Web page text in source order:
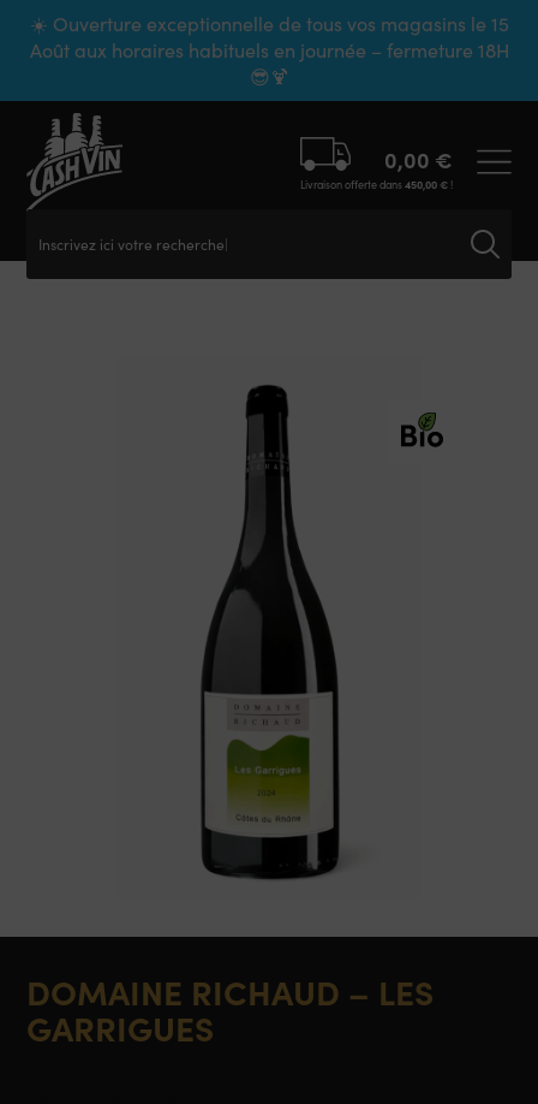
☀️ Ouverture exceptionnelle de tous vos magasins le 15
Août aux horaires habituels en journée – fermeture 18H
😎🍹
Inscrivez ici votre recherche
0,00 €
Livraison offerte dans450,00 €!
DOMAINE RICHAUD – LES
GARRIGUES
Panneau de gestion des cookies